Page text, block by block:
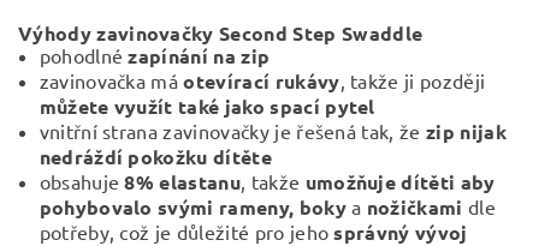
Výhody zavinovačky Second Step Swaddle
pohodlnézapínání na zip
zavinovačka máotevírací rukávy, takže ji později
můžete využít také jako spací pytel
vnitřní strana zavinovačky je řešená tak, že zip nijak
nedráždí pokožku dítěte
obsahuje8% elastanu, takže umožňuje dítěti aby
pohybovalo svými rameny, bokya nožičkami dle
potřeby, což je důležité pro jehosprávný vývoj